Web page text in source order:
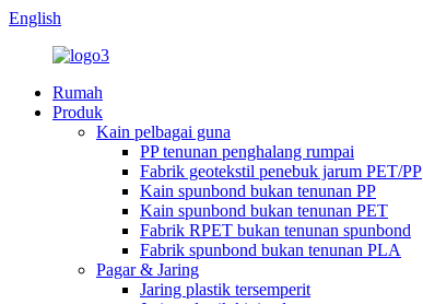
English
Rumah
Produk
Kain pelbagai guna
PP tenunan penghalang rumpai
Fabrik geotekstil penebuk jarum PET/PP
Kain spunbond bukan tenunan PP
Kain spunbond bukan tenunan PET
Fabrik RPET bukan tenunan spunbond
Fabrik spunbond bukan tenunan PLA
Pagar & Jaring
Jaring plastik tersemperit